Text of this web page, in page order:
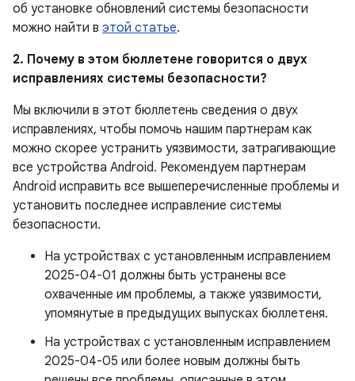
об установке обновлений системы безопасности
можно найти в этой статье.
2. Почему в этом бюллетене говорится о двух
исправлениях системы безопасности?
Мы включили в этот бюллетень сведения о двух
исправлениях, чтобы помочь нашим партнерам как
можно скорее устранить уязвимости, затрагивающие
все устройства Android. Рекомендуем партнерам
Android исправить все вышеперечисленные проблемы и
установить последнее исправление системы
безопасности.
На устройствах с установленным исправлением
2025-04-01 должны быть устранены все
охваченные им проблемы, а также уязвимости,
упомянутые в предыдущих выпусках бюллетеня.
На устройствах с установленным исправлением
2025-04-05 или более новым должны быть